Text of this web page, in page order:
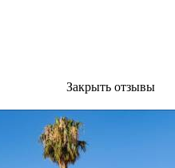
Закрыть отзывы